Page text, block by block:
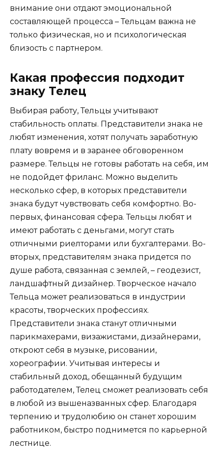
внимание они отдают эмоциональной
составляющей процесса – Тельцам важна не
только физическая, но и психологическая
близость с партнером.
Какая профессия подходит
знаку Телец
Выбирая работу, Тельцы учитывают
стабильность оплаты. Представители знака не
любят изменения, хотят получать заработную
плату вовремя и в заранее обговоренном
размере. Тельцы не готовы работать на себя, им
не подойдет фриланс. Можно выделить
несколько сфер, в которых представители
знака будут чувствовать себя комфортно. Во-
первых, финансовая сфера. Тельцы любят и
имеют работать с деньгами, могут стать
отличными риелторами или бухгалтерами. Во-
вторых, представителям знака придется по
душе работа, связанная с землей, – геодезист,
ландшафтный дизайнер. Творческое начало
Тельца может реализоваться в индустрии
красоты, творческих профессиях.
Представители знака станут отличными
парикмахерами, визажистами, дизайнерами,
откроют себя в музыке, рисовании,
хореографии. Учитывая интересы и
стабильный доход, обещанный будущим
работодателем, Телец сможет реализовать себя
в любой из вышеназванных сфер. Благодаря
терпению и трудолюбию он станет хорошим
работником, быстро поднимется по карьерной
лестнице.